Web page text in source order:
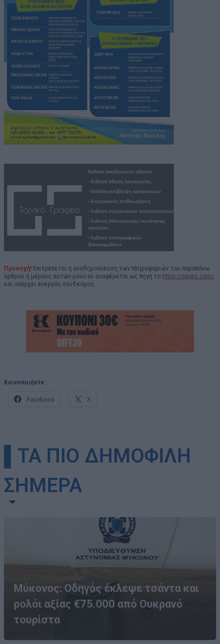
Προσοχή! Επιτρέπεται η αναδημοσίευση των πληροφοριών του παραπάνω
άρθρου ή μέρους αυτών μόνο αν αναφέρεται ως πηγή το https://paidis.com/
και υπάρχει ενεργός σύνδεσμος.
Κοινοποιήστε:
Facebook X
▌ΤΑ ΠΙΟ ΔΗΜΟΦΙΛΗ
ΣΗΜΕΡΑ
Μύκονος: Οδηγός έκλεψε τσάντα και
ρολόι αξίας €75.000 από Ουκρανό
τουρίστα